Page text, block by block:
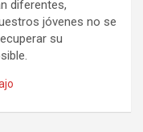
diferentes,
jóvenes no se
su